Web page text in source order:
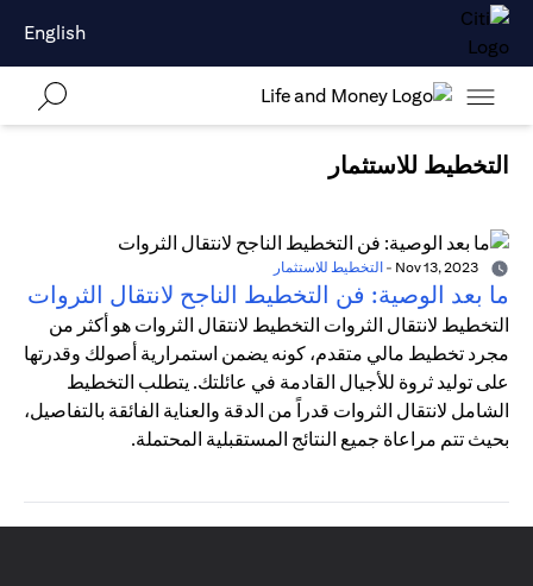
English
التخطيط للاستثمار
- التخطيط للاستثمار
ما بعد الوصية: فن التخطيط الناجح لانتقال الثروات
التخطيط لانتقال الثروات التخطيط لانتقال الثروات هو أكثر من
مجرد تخطيط مالي متقدم، كونه يضمن استمرارية أصولك وقدرتها
على توليد ثروة للأجيال القادمة في عائلتك. يتطلب التخطيط
الشامل لانتقال الثروات قدراً من الدقة والعناية الفائقة بالتفاصيل،
بحيث تتم مراعاة جميع النتائج المستقبلية المحتملة.